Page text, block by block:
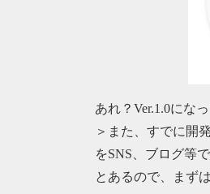
あれ？Ver.1.0にな
＞また、すでに開
をSNS、ブログ等
とあるので、まず